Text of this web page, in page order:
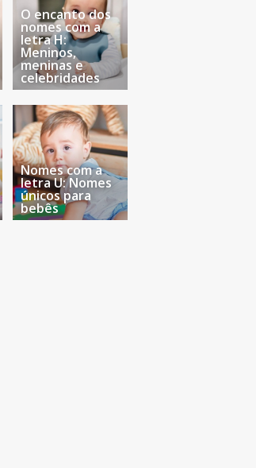
O encanto dos
nomes com a
letra H:
Meninos,
meninas e
celebridades
Nomes com a
letra U: Nomes
únicos para
bebês